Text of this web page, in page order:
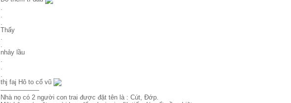
Thấy
nhảy lầu
thj faj Hô to cổ vũ
——————
Nhà nọ có 2 người con trai được đặt tên là : Cút, Đớp.